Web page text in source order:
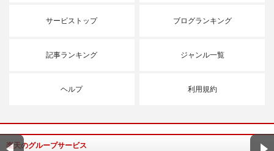
サービストップ ブログランキング
記事ランキング ジャンル一覧
ヘルプ 利用規約
楽天のグループサービス